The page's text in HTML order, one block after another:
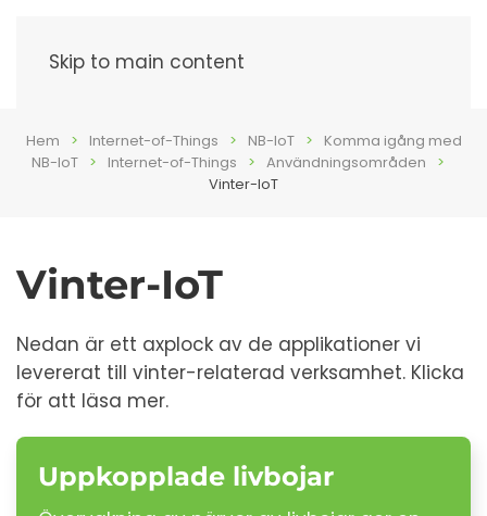
Skip to main content
Hem Internet-of-Things NB-IoT
Komma igång med
NB-IoT
Internet-of-Things
Användningsområden
Vinter-IoT
Vinter-IoT
Nedan är ett axplock av de applikationer vi
levererat till vinter-relaterad verksamhet. Klicka
för att läsa mer.
Uppkopplade livbojar